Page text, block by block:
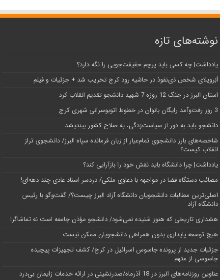
نوشته‌های تازه
یادداشت| ‌چه کسی باید پرچم حقیقت‌جویی را نگه دارد؟
اَبَر‌ویلای شخص ذی‌نفوذ در حاشیه‌ رود کرج تخریب شد + جزئیات و فیلم
استان البرز در جنگ 12 روزه 7 شهید دانشجو تقدیم انقلاب کرد
3 روز رفت‌وآمد رایگان بانوان در خطوط اتوبوسرانی شهری کرج
دانشجو باید به دور از سیاست‌زدگی، به صلاح کشور بیندیشد
شاخصه‌های بارز دانشجوی تمام‌عیار از زبان فرمانده سپاه البرز/ دانشجوی تراز
انقلاب کیست؟
یادداشت| چرا دانشگاه باید نقش خود را بازآرایی کند؟
مصائب دستگاه قضا در مواجهه با دعاوی ملکی/ دردسر اسناد عادی چند‌ دهه‌ای!
اصلی‌ترین مطالبات دانشجویان دانشگاه آزاد البرز چیست؟/ گفت‌وگو با رئیس
دانشگاه آز‌اد
هشداری تاریخی که هنوز شنیده نمی‌شود/ دانشجو مؤذن جامعه است نه تماشاگر!
هیچ توسعه پایداری بدون همراهی دانشجویان ممکن نیست
جزئیات جدید از پرونده جاسوس اسرائیل در کرج/‌ کشف تجهیزات پیچیده
جاسوسی از متهم
عناوین روزنامه‌های البرز در ‌18 آذرماه/صدرنشینی در ارائه خدمات زایمان بی‌درد